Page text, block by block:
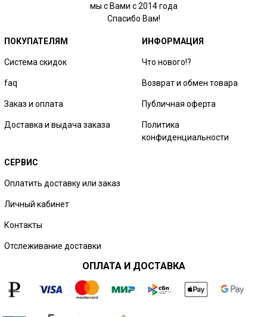
мы с Вами с 2014 года
Спасибо Вам!
ПОКУПАТЕЛЯМ
Система скидок
faq
Заказ и оплата
Доставка и выдача заказа
ИНФОРМАЦИЯ
Что нового!?
Возврат и обмен товара
Публичная оферта
Политика
конфиденциальности
СЕРВИС
Оплатить доставку или заказ
Личный кабинет
Контакты
Отслеживание доставки
ОПЛАТА И ДОСТАВКА